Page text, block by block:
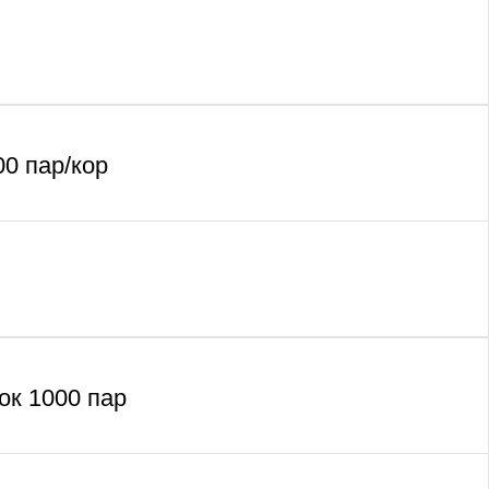
пар/кор
1000 пар